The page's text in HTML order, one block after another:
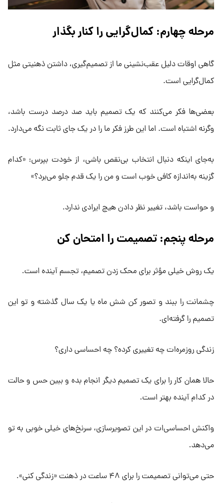
مرحله چهارم: کمال‌گرایی را کنار بگذار
گاهی اوقات دلیل عقب‌نشینی ما از تصمیم‌گیری، داشتن ذهنیتی مثل
کمال‌گرایی است.
بعضی‌ها فکر می‌کنند که یک تصمیم باید صد درصد درست باشد،
وگرنه اشتباه است. اما این طرز فکر ما را در یک جای ثابت نگه می‌دارد.
به‌جای اینکه دنبال انتخاب بی‌نقص باشی، از خودت بپرس: «کدام
گزینه به‌اندازه کافی خوب است و من را یک قدم جلو می‌برد؟»
و حواست باشد، تغییر نظر دادن هیچ ایرادی ندارد.
مرحله پنجم: تصمیمت را امتحان کن
یک روش خیلی مؤثر برای محک زدن تصمیم، تجسم آینده است.
چشمانت را ببند و تصور کن شش ماه یا یک سال گذشته و تو این
تصمیم را گرفته‌ای.
زندگی روزمره‌ات چه تغییری کرده؟ چه احساسی داری؟
حالا همان کار را برای یک تصمیم دیگر انجام بده و ببین حس و حالت
در کدام آینده بهتر است.
واکنش احساسی‌ات در این تصویرسازی، سرنخ‌های خیلی خوبی به تو
می‌دهد.
حتی می‌توانی تصمیمت را برای ۴۸ ساعت در ذهنت «زندگی کنی».